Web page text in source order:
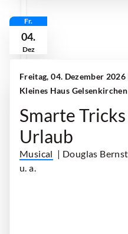
Fr.
04.
Dez
Freitag, 04. Dezember
Kleines Haus Gelsenkirchen
Smarte
Urlaub
Musical | Douglas
u. a.